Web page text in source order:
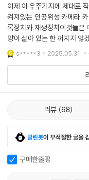
라와 같은 대서사시로 진화
이 공존하는 세계관은 전삼
답게 연주된다. 소설은 결국
이다. 지켜야 할 것을 선택하
가는 사람들. 사랑을 지키는
임을 잘 알고 있는 인물들은
하는 소설, 사랑하고 싶어지
무슨 말을 보태야 할까요.
그 혐오 속에서 우리가 서로
이라는 것 외에는.
이제 이 우주기지에 제대로
켜져있는 인공위성 카메라
록장치와 재생장치이것들은
양이 살아 있는 한 꺼지지 않
s*****3 2025.05.31.
리뷰 68
클린봇이 부적절한 글을
구매한줄평